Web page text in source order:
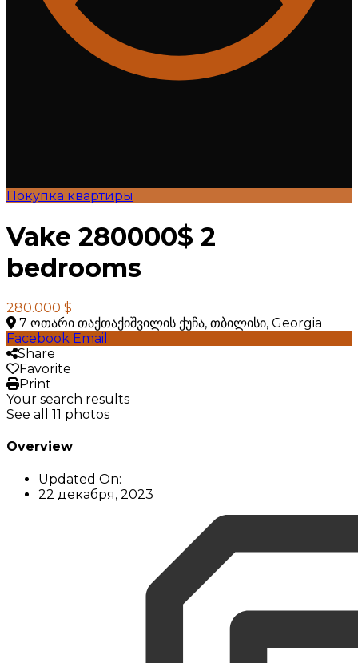
Покупка квартиры
Vake 280000$ 2
bedrooms
280.000 $
7 ოთარი თაქთაქიშვილის ქუჩა, თბილისი, Georgia
Facebook Email
Share
Favorite
Print
Your search results
See all 11 photos
Overview
Updated On:
22 декабря, 2023